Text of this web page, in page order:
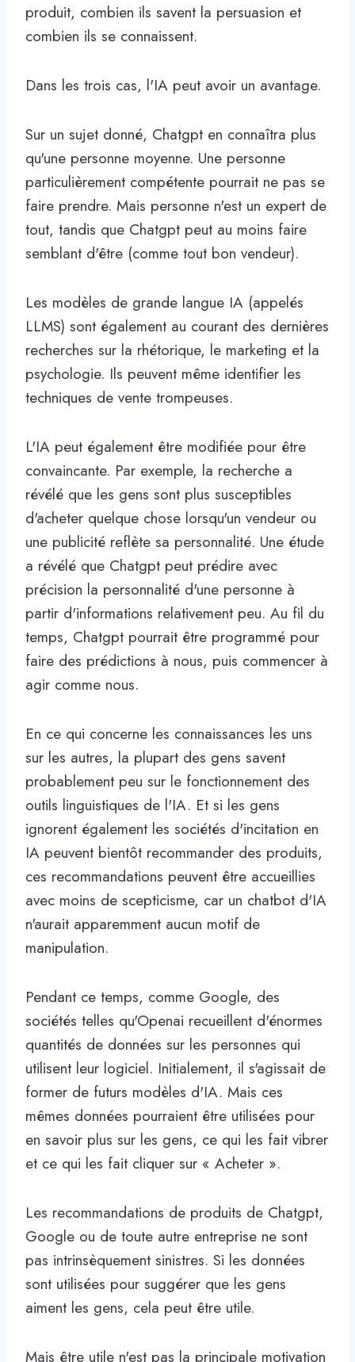
produit, combien ils savent la persuasion et
combien ils se connaissent.
Dans les trois cas, l'IA peut avoir un avantage.
Sur un sujet donné, Chatgpt en connaîtra plus
qu'une personne moyenne. Une personne
particulièrement compétente pourrait ne pas se
faire prendre. Mais personne n'est un expert de
tout, tandis que Chatgpt peut au moins faire
semblant d'être (comme tout bon vendeur).
Les modèles de grande langue IA (appelés
LLMS) sont également au courant des dernières
recherches sur la rhétorique, le marketing et la
psychologie. Ils peuvent même identifier les
techniques de vente trompeuses.
L'IA peut également être modifiée pour être
convaincante. Par exemple, la recherche a
révélé que les gens sont plus susceptibles
d'acheter quelque chose lorsqu'un vendeur ou
une publicité reflète sa personnalité. Une étude
a révélé que Chatgpt peut prédire avec
précision la personnalité d'une personne à
partir d'informations relativement peu. Au fil du
temps, Chatgpt pourrait être programmé pour
faire des prédictions à nous, puis commencer à
agir comme nous.
En ce qui concerne les connaissances les uns
sur les autres, la plupart des gens savent
probablement peu sur le fonctionnement des
outils linguistiques de l'IA. Et si les gens
ignorent également les sociétés d'incitation en
IA peuvent bientôt recommander des produits,
ces recommandations peuvent être accueillies
avec moins de scepticisme, car un chatbot d'IA
n'aurait apparemment aucun motif de
manipulation.
Pendant ce temps, comme Google, des
sociétés telles qu'Openai recueillent d'énormes
quantités de données sur les personnes qui
utilisent leur logiciel. Initialement, il s'agissait de
former de futurs modèles d'IA. Mais ces
mêmes données pourraient être utilisées pour
en savoir plus sur les gens, ce qui les fait vibrer
et ce qui les fait cliquer sur « Acheter ».
Les recommandations de produits de Chatgpt,
Google ou de toute autre entreprise ne sont
pas intrinsèquement sinistres. Si les données
sont utilisées pour suggérer que les gens
aiment les gens, cela peut être utile.
Mais être utile n'est pas la principale motivation